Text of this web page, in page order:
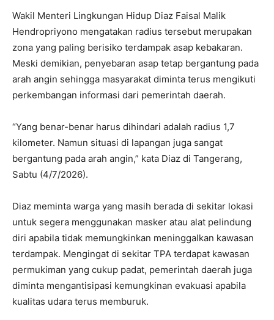
Wakil Menteri Lingkungan Hidup Diaz Faisal Malik
Hendropriyono mengatakan radius tersebut merupakan
zona yang paling berisiko terdampak asap kebakaran.
Meski demikian, penyebaran asap tetap bergantung pada
arah angin sehingga masyarakat diminta terus mengikuti
perkembangan informasi dari pemerintah daerah.
“Yang benar-benar harus dihindari adalah radius 1,7
kilometer. Namun situasi di lapangan juga sangat
bergantung pada arah angin,” kata Diaz di Tangerang,
Sabtu (4/7/2026).
Diaz meminta warga yang masih berada di sekitar lokasi
untuk segera menggunakan masker atau alat pelindung
diri apabila tidak memungkinkan meninggalkan kawasan
terdampak. Mengingat di sekitar TPA terdapat kawasan
permukiman yang cukup padat, pemerintah daerah juga
diminta mengantisipasi kemungkinan evakuasi apabila
kualitas udara terus memburuk.